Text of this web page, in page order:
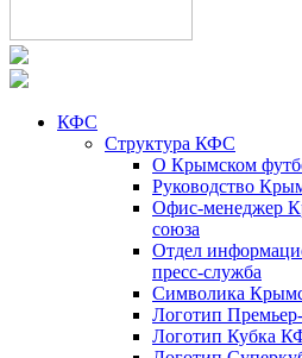
КФС
Структура КФС
О Крымском
Руководство
Офис-менеджер
союза
Отдел
пресс-служба
Символика
Логотип
Логотип Кубка